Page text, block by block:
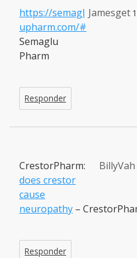
Jamesget
https://semagl
upharm.com/#
Semaglu
Pharm
Responder
BillyVah
CrestorPharm:
does crestor
cause
neuropathy –
Responder